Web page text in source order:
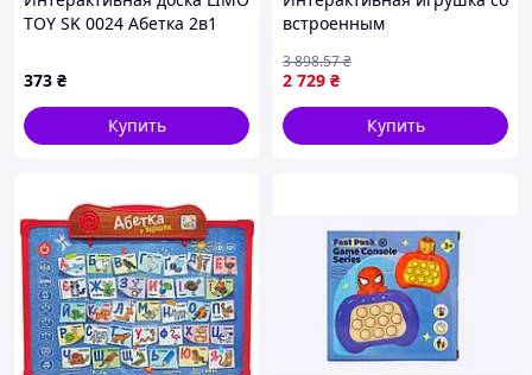
TOY SK 0024 Абетка 2в1
рисования на украинском
языке для детей
373 ₴
Купить
встроенным
интеллектом 25х22см,
Bobo Labubu, Серая /
Умная игрушка / Смарт-
игрушка плюшевая
2 729 ₴
3 898.57₴
Купить